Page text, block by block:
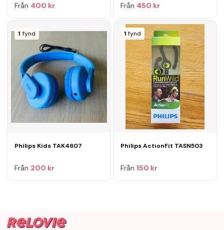
Från 400 kr Från 450 kr
1 fynd
Philips Kids TAK4607
Från 200 kr
1 fynd
Philips ActionFit TASN503
Från 150 kr